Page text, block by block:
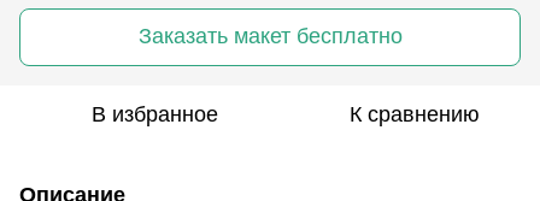
Заказать макет бесплатно
В избранное К сравнению
Описание